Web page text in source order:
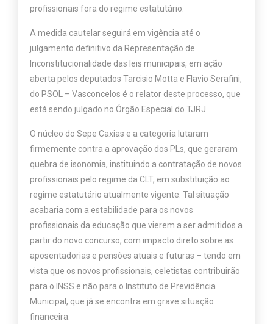
profissionais fora do regime estatutário.
A medida cautelar seguirá em vigência até o
julgamento definitivo da Representação de
Inconstitucionalidade das leis municipais, em ação
aberta pelos deputados Tarcisio Motta e Flavio Serafini,
do PSOL – Vasconcelos é o relator deste processo, que
está sendo julgado no Órgão Especial do TJRJ.
O núcleo do Sepe Caxias e a categoria lutaram
firmemente contra a aprovação dos PLs, que geraram
quebra de isonomia, instituindo a contratação de novos
profissionais pelo regime da CLT, em substituição ao
regime estatutário atualmente vigente. Tal situação
acabaria com a estabilidade para os novos
profissionais da educação que vierem a ser admitidos a
partir do novo concurso, com impacto direto sobre as
aposentadorias e pensões atuais e futuras – tendo em
vista que os novos profissionais, celetistas contribuirão
para o INSS e não para o Instituto de Previdência
Municipal, que já se encontra em grave situação
financeira.